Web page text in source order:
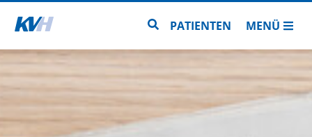
Zur Startseite Zur Seitensuche
PATIENTEN MENÜ